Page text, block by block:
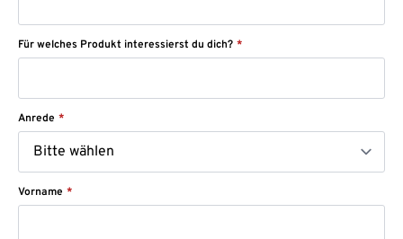
Für welches Produkt interessierst du dich? *
Anrede *
Vorname *